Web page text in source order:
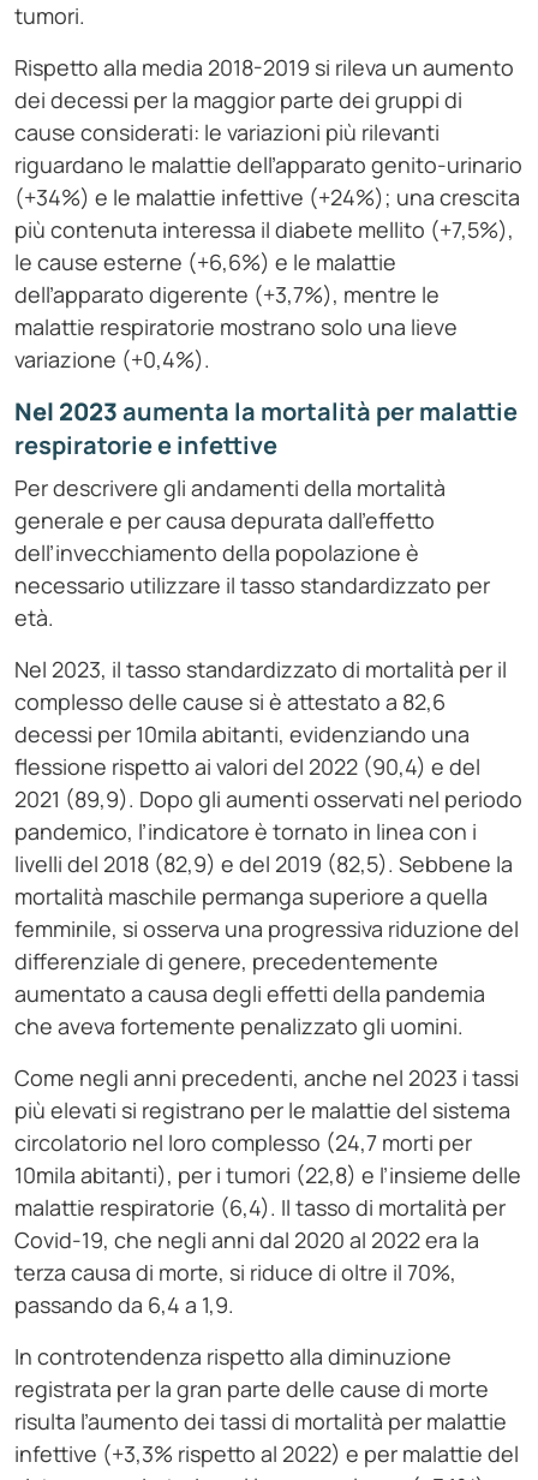
tumori.
Rispetto alla media 2018-2019 si rileva un aumento
dei decessi per la maggior parte dei gruppi di
cause considerati: le variazioni più rilevanti
riguardano le malattie dell’apparato genito-urinario
(+34%) e le malattie infettive (+24%); una crescita
più contenuta interessa il diabete mellito (+7,5%),
le cause esterne (+6,6%) e le malattie
dell’apparato digerente (+3,7%), mentre le
malattie respiratorie mostrano solo una lieve
variazione (+0,4%).
Nel 2023aumenta la mortalità per malattie
respiratorie e infettive
Per descrivere gli andamenti della mortalità
generale e per causa depurata dall’effetto
dell’invecchiamento della popolazione è
necessario utilizzare il tasso standardizzato per
età.
Nel 2023, il tasso standardizzato di mortalità per il
complesso delle cause si è attestato a 82,6
decessi per 10mila abitanti, evidenziando una
flessione rispetto ai valori del 2022 (90,4) e del
2021 (89,9). Dopo gli aumenti osservati nel periodo
pandemico, l’indicatore è tornato in linea con i
livelli del 2018 (82,9) e del 2019 (82,5). Sebbene la
mortalità maschile permanga superiore a quella
femminile, si osserva una progressiva riduzione del
differenziale di genere, precedentemente
aumentato a causa degli effetti della pandemia
che aveva fortemente penalizzato gli uomini.
Come negli anni precedenti, anche nel 2023 i tassi
più elevati si registrano per le malattie del sistema
circolatorio nel loro complesso (24,7 morti per
10mila abitanti), per i tumori (22,8) e l’insieme delle
malattie respiratorie (6,4). Il tasso di mortalità per
Covid-19, che negli anni dal 2020 al 2022 era la
terza causa di morte, si riduce di oltre il 70%,
passando da 6,4 a 1,9.
In controtendenza rispetto alla diminuzione
registrata per la gran parte delle cause di morte
risulta l’aumento dei tassi di mortalità per malattie
infettive (+3,3% rispetto al 2022) e per malattie del